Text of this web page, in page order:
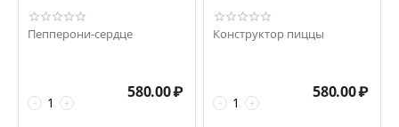
Пепперони-сердце
+
−
580.00₽
Конструктор пиццы
+
−
580.00₽